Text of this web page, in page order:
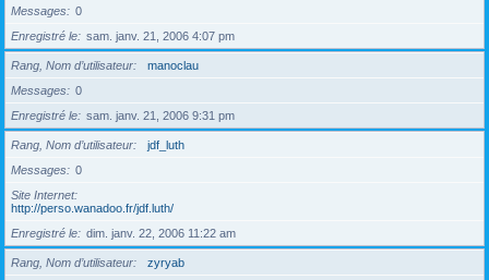
Messages
0
Enregistré le
sam. janv. 21, 2006 4:07 pm
Rang, Nom d’utilisateur
manoclau
Messages
0
Enregistré le
sam. janv. 21, 2006 9:31 pm
Rang, Nom d’utilisateur
jdf_luth
Messages
0
Site Internet
http://perso.wanadoo.fr/jdf.luth/
Enregistré le
dim. janv. 22, 2006 11:22 am
Rang, Nom d’utilisateur
zyryab